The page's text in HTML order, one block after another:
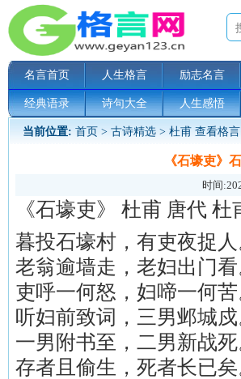
名言首页 人生格言 励志名言
经典语录 诗句大全 人生感悟
当前位置: 首页 > 古诗精选 > 杜甫 查看格
《石壕吏》
时间:
《石壕吏》 杜甫 唐代 杜
暮投石壕村，有吏夜捉人
老翁逾墙走，老妇出门看
吏呼一何怒，妇啼一何苦
听妇前致词，三男邺城戍
一男附书至，二男新战死
存者且偷生，死者长已矣